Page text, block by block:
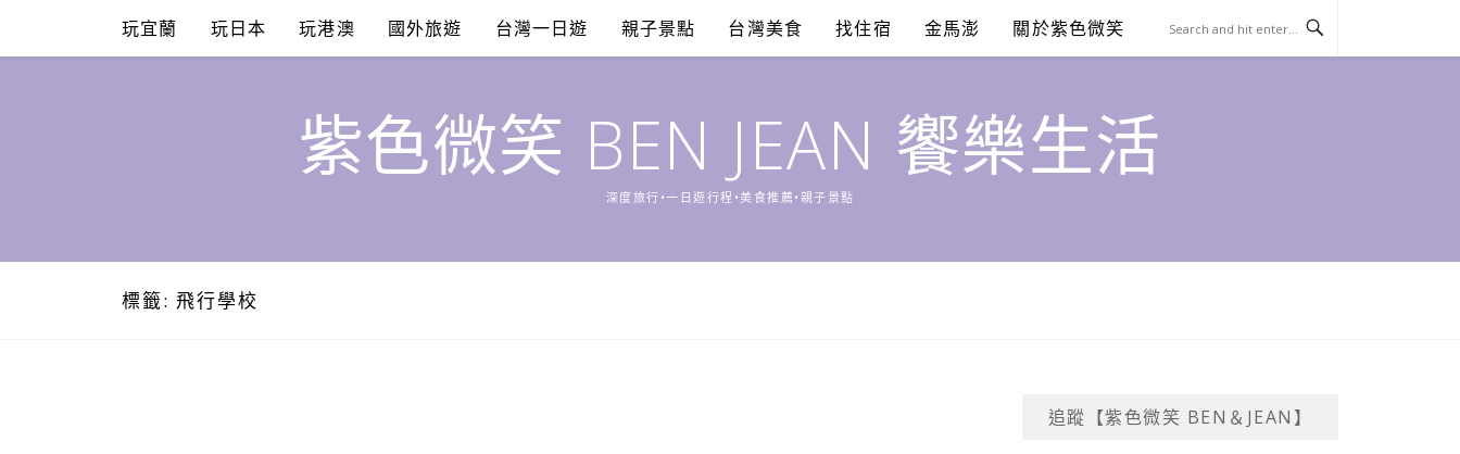
content
玩宜蘭 玩日本 玩港澳 國外旅遊 台灣一日遊 親子景點 台灣美食 找住宿 金馬澎 關於紫色微笑
紫色微笑 BEN JEAN 饗樂生活
深度旅行•一日遊行程•美食推薦•親子景點
標籤: 飛行學校
追蹤【紫色微笑 BEN＆JEAN】